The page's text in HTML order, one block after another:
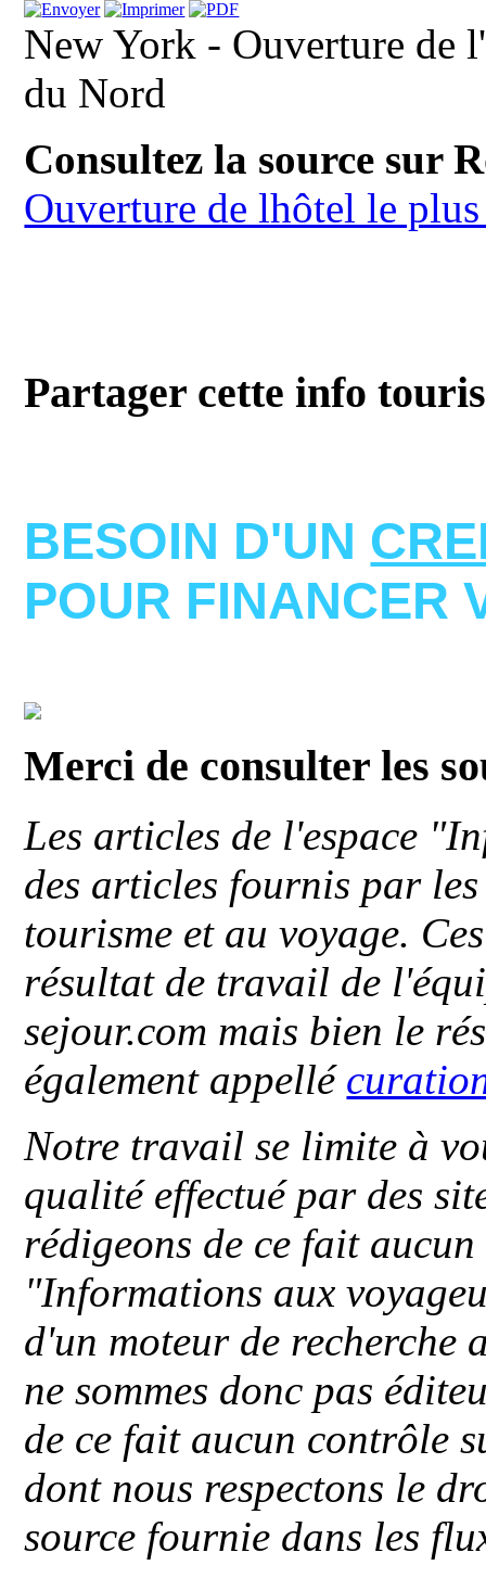
New York - Ouverture de
du Nord
Consultez la source sur
Ouverture de lhôtel le
Partager cette info
BESOIN D'UN
POUR FINANCER
Merci de consulter les
Les articles de l'espace
des articles fournis par
tourisme et au voyage.
résultat de travail de
sejour.com mais bien le
également appellé
Notre travail se limite à
qualité effectué par des
rédigeons de ce fait
"Informations aux
d'un moteur de recherche
ne sommes donc pas
de ce fait aucun contrôle
dont nous respectons le
source fournie dans les